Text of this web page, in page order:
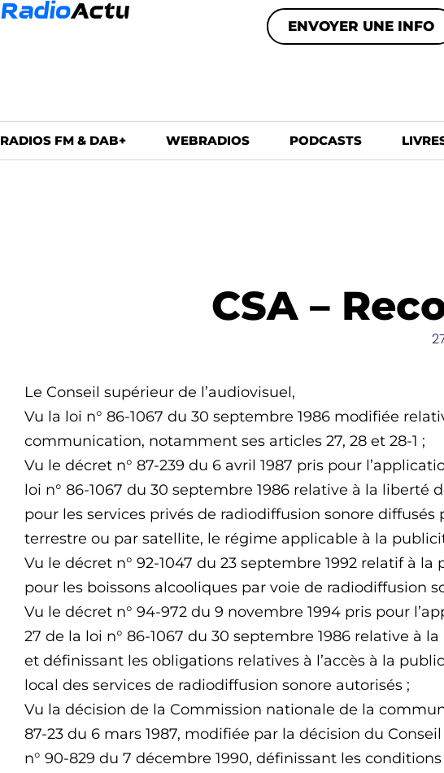
ENVOYER UNE INFO
RADIOS FM & DAB+ WEBRADIOS PODCASTS
CSA –
Le Conseil supérieur de l’audiovisuel,
Vu la loi n° 86-1067 du 30 septembre 1986 modifiée
communication, notamment ses articles 27, 28 et 28-1 ;
Vu le décret n° 87-239 du 6 avril 1987 pris pour
loi n° 86-1067 du 30 septembre 1986 relative à la liberté
pour les services privés de radiodiffusion sonore diffusés
terrestre ou par satellite, le régime applicable à la
Vu le décret n° 92-1047 du 23 septembre 1992 relatif à
pour les boissons alcooliques par voie de radiodiffusion
Vu le décret n° 94-972 du 9 novembre 1994 pris pour
27 de la loi n° 86-1067 du 30 septembre 1986 relative à
et définissant les obligations relatives à l’accès à la
local des services de radiodiffusion sonore autorisés ;
Vu la décision de la Commission nationale de la
87-23 du 6 mars 1987, modifiée par la décision du
n° 90-829 du 7 décembre 1990, définissant les